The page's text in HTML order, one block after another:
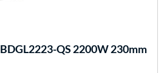
BDGL2223-QS 2200W 230mm